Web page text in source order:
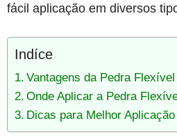
fácil aplicação em diversos
Indíce
Vantagens da Pedra
Onde Aplicar a Pedra
Dicas para Melhor Aplicação